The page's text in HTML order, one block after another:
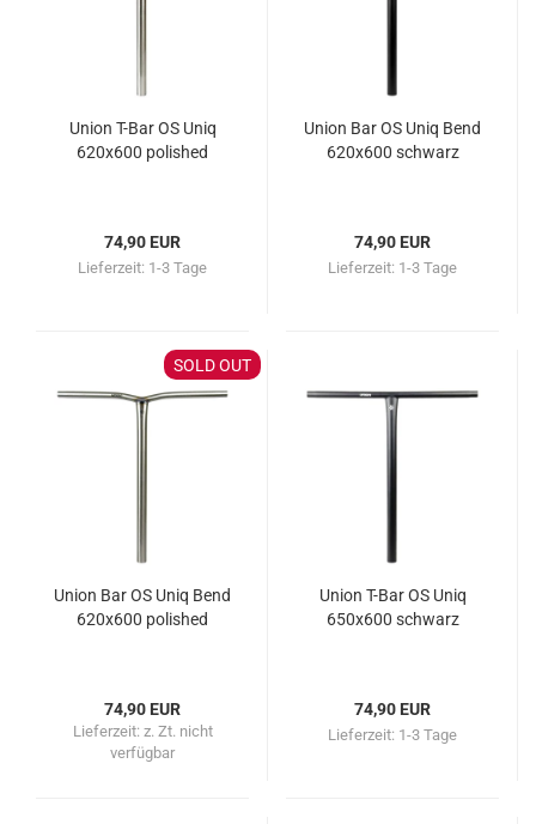
Union T-Bar OS Uniq
620x600 polished
74,90 EUR
Lieferzeit: 1-3 Tage
Union Bar OS Uniq Bend
620x600 schwarz
74,90 EUR
Lieferzeit: 1-3 Tage
SOLD OUT
Union Bar OS Uniq Bend
620x600 polished
74,90 EUR
Lieferzeit: z. Zt. nicht
verfügbar
Union T-Bar OS Uniq
650x600 schwarz
74,90 EUR
Lieferzeit: 1-3 Tage